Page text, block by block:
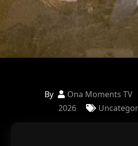
By Ona Moments TV
2026